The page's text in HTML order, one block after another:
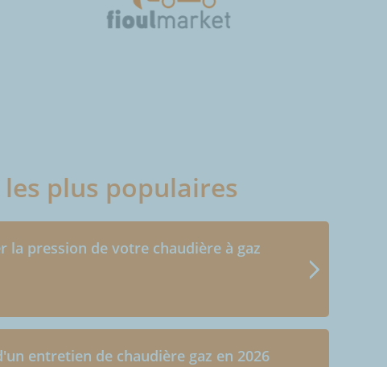
les plus populaires
la pression de votre chaudière à gaz
entretien de chaudière gaz en 2026